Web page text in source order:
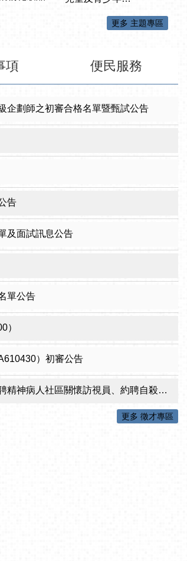
更多 主題專區
項 便民服務
企劃師之初審合格名單暨甄試公告
告
及面試訊息公告
單公告
）
）初審公告
訪視員、約聘自殺關懷訪視員等5項職稱甄試結果公告
更多 徵才專區